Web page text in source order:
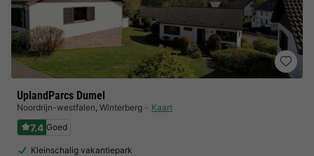
UplandParcs Dumel
Noordrijn-westfalen, Winterberg Kaart
7.4 Goed
Kleinschalig vakantiepark